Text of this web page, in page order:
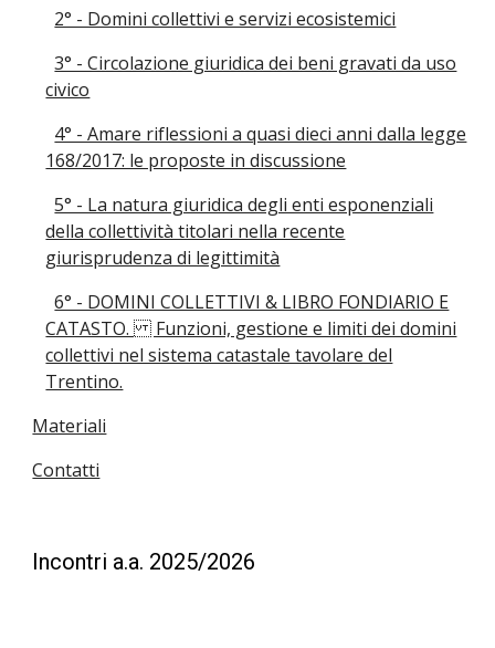
2° - Domini collettivi e servizi ecosistemici
3° - Circolazione giuridica dei beni gravati da uso
civico
4° - Amare riflessioni a quasi dieci anni dalla legge
168/2017: le proposte in discussione
5° - La natura giuridica degli enti esponenziali
della collettività titolari nella recente
giurisprudenza di legittimità
6° - DOMINI COLLETTIVI & LIBRO FONDIARIO E
CATASTO. Funzioni, gestione e limiti dei domini
collettivi nel sistema catastale tavolare del
Trentino.
Materiali
Contatti
Incontri a.a. 2025/2026